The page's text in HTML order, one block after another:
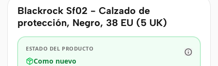
Blackrock Sf02 - Calzado de
protección, Negro, 38 EU (5 UK)
ESTADO DEL PRODUCTO
Como nuevo